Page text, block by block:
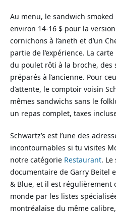
Au menu, le sandwich
environ 14-16 $ pour la
cornichons à l’aneth et d’un
partie de l’expérience. La
du poulet rôti à la broche, des
préparés à l’ancienne. Pour
d’attente, le comptoir voisin
mêmes sandwichs sans le
un repas complet, taxes
Schwartz’s est l’une des
incontournables si tu visites
notre catégorie Restaurant.
documentaire de Garry Beitel
& Blue, et il est régulièrement
monde par les listes
montréalaise du même